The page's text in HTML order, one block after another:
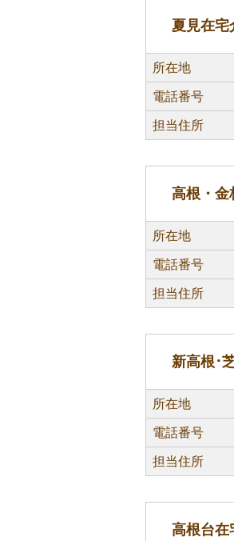
夏見在宅
所在地
電話番号
担当住所
高根・金
所在地
電話番号
担当住所
新高根･
所在地
電話番号
担当住所
高根台在